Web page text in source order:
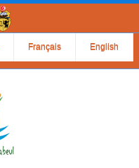
Français English